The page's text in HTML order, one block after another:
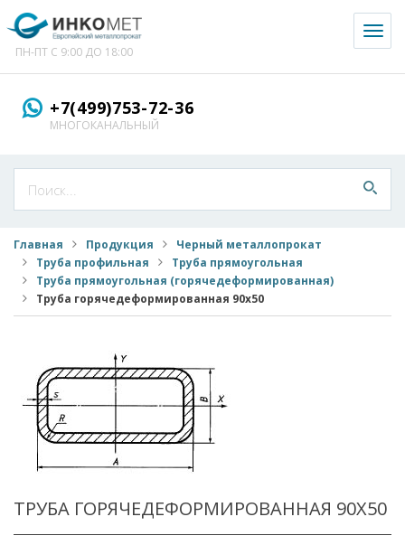
ПН-ПТ С 9:00 ДО 18:00
+7(499)753-72-36
МНОГОКАНАЛЬНЫЙ
Главная Продукция
Черный металлопрокат
Труба профильная
Труба прямоугольная
Труба прямоугольная (горячедеформированная)
Труба горячедеформированная 90x50
ТРУБА ГОРЯЧЕДЕФОРМИРОВАННАЯ 90X50